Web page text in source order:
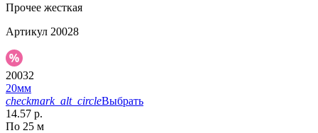
Прочее жесткая
Артикул 20028
20032
20мм
checkmark_alt_circleВыбрать
14.57 р.
По 25 м